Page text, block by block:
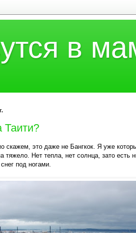
в
скажем, это даже не Бангкок. Я уже
тяжело. Нет тепла, нет солнца, зато есть
под ногами.